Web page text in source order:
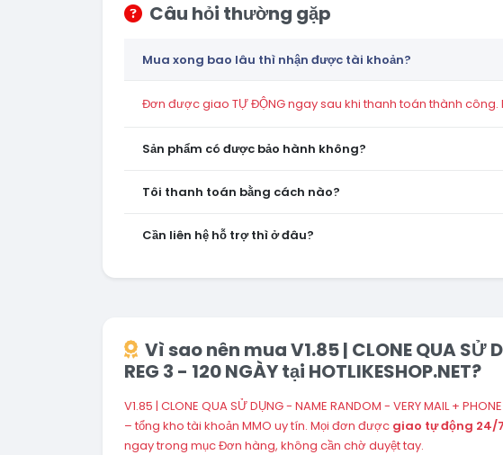
Câu hỏi thường gặp
Mua xong bao lâu thì nhận được tài khoản?
Đơn được giao TỰ ĐỘNG ngay sau khi thanh toán thành
Sản phẩm có được bảo hành không?
Tôi thanh toán bằng cách nào?
Cần liên hệ hỗ trợ thì ở đâu?
Vì sao nên mua V1.85 | CLONE QUA SỬ
REG 3 - 120 NGÀY tại HOTLIKESHOP.NET?
V1.85 | CLONE QUA SỬ DỤNG - NAME RANDOM - VERY MAIL +
– tổng kho tài khoản MMO uy tín. Mọi đơn được giao tự động 24/7
ngay trong mục Đơn hàng, không cần chờ duyệt tay.